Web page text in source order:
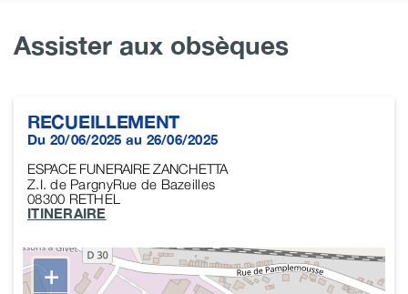
Assister aux obsèques
RECUEILLEMENT
Du 20/06/2025 au 26/06/2025
ESPACE FUNERAIRE ZANCHETTA
Z.I. de PargnyRue de Bazeilles
08300 RETHEL
ITINERAIRE
+